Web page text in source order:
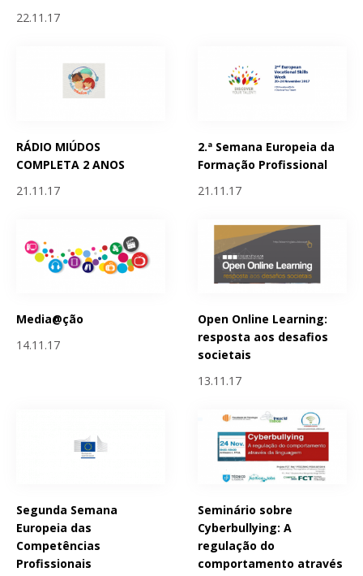
22.11.17
RÁDIO MIÚDOS
COMPLETA 2 ANOS
21.11.17
2.ª Semana Europeia da
Formação Profissional
21.11.17
Media@ção
14.11.17
Open Online Learning:
resposta aos desafios
societais
13.11.17
Segunda Semana
Europeia das
Competências
Profissionais
Seminário sobre
Cyberbullying: A
regulação do
comportamento através